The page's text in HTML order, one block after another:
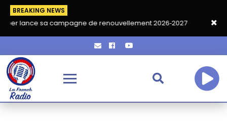
BREAKING NEWS
campagne de renouvellement 2026‑2027 Grand café de